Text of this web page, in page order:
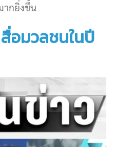
ากยิ่งขึ้น
อมวลชนในปี